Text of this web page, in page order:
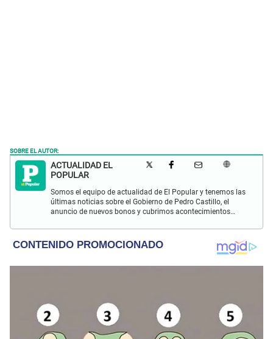
SOBRE EL AUTOR:
ACTUALIDAD EL
POPULAR
Somos el equipo de actualidad de El Popular y tenemos las
últimas noticias sobre el Gobierno de Pedro Castillo, el
anuncio de nuevos bonos y cubrimos acontecimientos